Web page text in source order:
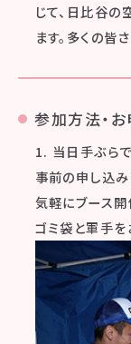
じて、日比谷
ます。多くの皆
参加方法・
1. 当日手ぶら
事前の申し込み
気軽にブース開
ゴミ袋と軍手を